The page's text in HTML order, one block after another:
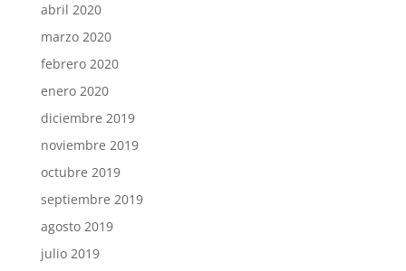
abril 2020
marzo 2020
febrero 2020
enero 2020
diciembre 2019
noviembre 2019
octubre 2019
septiembre 2019
agosto 2019
julio 2019